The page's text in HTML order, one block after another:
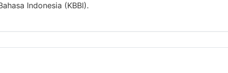
Indonesia (KBBI).